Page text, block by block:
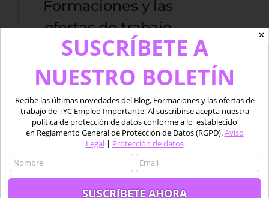
Formaciones y las
ofertas de trabajo
de TYC Empleo
Importante: Al suscribirse acepta nuestra
establecido en Reglamento General de
Protección de Datos (RGPD) de la LOPD 2018.
Aviso Legal|Protección de datos
✕
SUSCRÍBETE A
NUESTRO BOLETÍN
Recibe las últimas novedades del Blog, Formaciones y las ofertas de
trabajo de TYC Empleo Importante: Al suscribirse acepta nuestra
política de protección de datos conforme a lo establecido
en Reglamento General de Protección de Datos (RGPD).Aviso
Legal| Protección de datos